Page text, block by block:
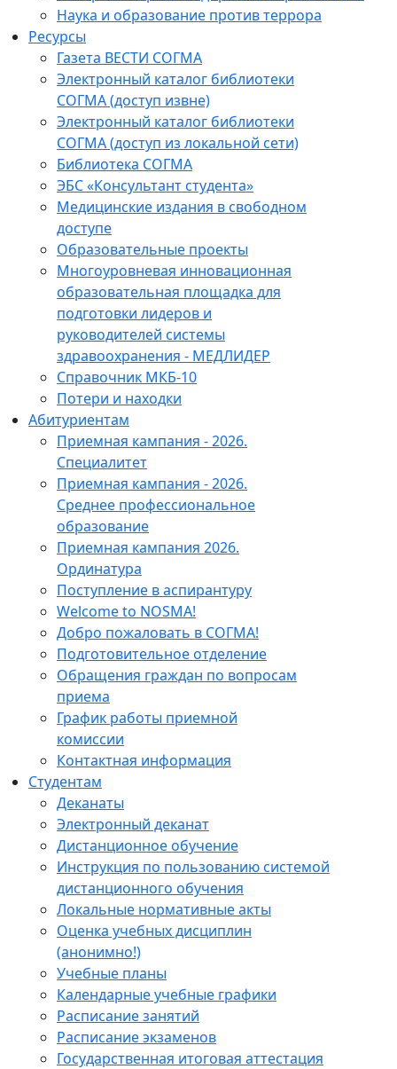
Наука и образование против террора
Ресурсы
Газета ВЕСТИ СОГМА
Электронный каталог библиотеки
СОГМА (доступ извне)
Электронный каталог библиотеки
СОГМА (доступ из локальной сети)
Библиотека СОГМА
ЭБС «Консультант студента»
Медицинские издания в свободном
доступе
Образовательные проекты
Многоуровневая инновационная
образовательная площадка для
подготовки лидеров и
руководителей системы
здравоохранения - МЕДЛИДЕР
Справочник МКБ-10
Потери и находки
Абитуриентам
Приемная кампания - 2026.
Специалитет
Приемная кампания - 2026.
Среднее профессиональное
образование
Приемная кампания 2026.
Ординатура
Поступление в аспирантуру
Welcome to NOSMA!
Добро пожаловать в СОГМА!
Подготовительное отделение
Обращения граждан по вопросам
приема
График работы приемной
комиссии
Контактная информация
Студентам
Деканаты
Электронный деканат
Дистанционное обучение
Инструкция по пользованию системой
дистанционного обучения
Локальные нормативные акты
Оценка учебных дисциплин
(анонимно!)
Учебные планы
Календарные учебные графики
Расписание занятий
Расписание экзаменов
Государственная итоговая аттестация